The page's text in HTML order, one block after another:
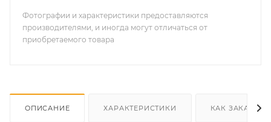
Фотографии и характеристики предоставляются
производителями, и иногда могут отличаться от
приобретаемого товара
ОПИСАНИЕ ХАРАКТЕРИСТИКИ КАК ЗАКАЗАТЬ